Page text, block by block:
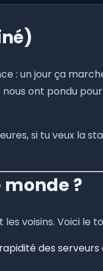
: un jour ça
nous ont pondu
si tu veux la
?
voisins. Voici le
des